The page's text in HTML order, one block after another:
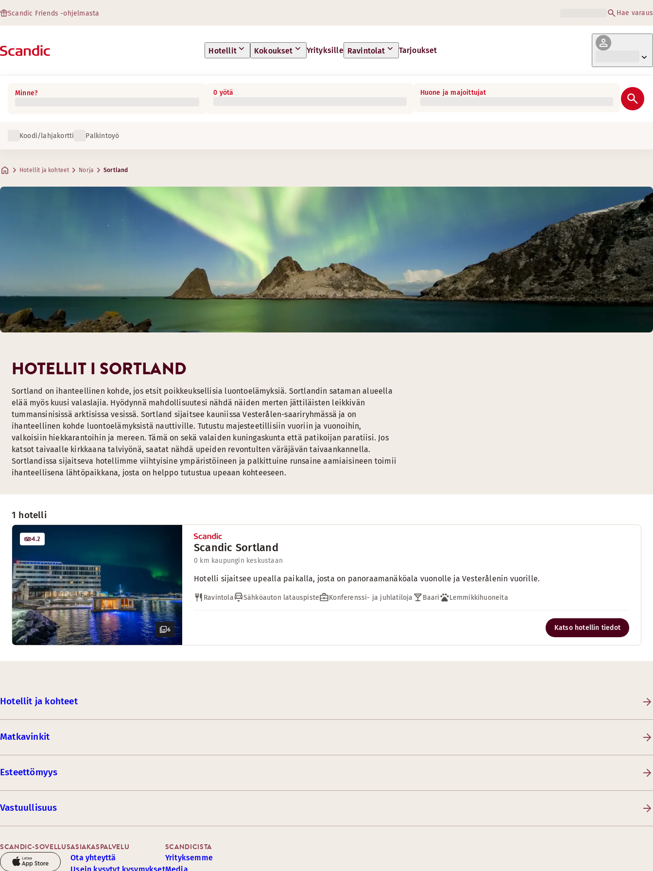
Scandic Friends -ohjelmasta Hae varaus
Hotellit Kokoukset Yrityksille Ravintolat Tarjoukset
Minne? 0 yötä Huone ja majoittujat
Koodi/lahjakortti Palkintoyö
Hotellit ja kohteet Norja Sortland
1 hotelli
6
4.2
Scandic Sortland
0 km kaupungin keskustaan
Hotelli sijaitsee upealla paikalla, josta on panoraamanäköala vuonolle ja Vesterålenin vuorille.
Ravintola Sähköauton latauspiste Konferenssi- ja juhlatiloja Baari Lemmikkihuoneita
Katso hotellin tiedot
HOTELLIT I SORTLAND
Sortland on ihanteellinen kohde, jos etsit poikkeuksellisia luontoelämyksiä. Sortlandin sataman alueella
elää myös kuusi valaslajia. Hyödynnä mahdollisuutesi nähdä näiden merten jättiläisten leikkivän
tummansinisissä arktisissa vesissä. Sortland sijaitsee kauniissa Vesterålen-saariryhmässä ja on
ihanteellinen kohde luontoelämyksistä nauttiville. Tutustu majesteetillisiin vuoriin ja vuonoihin,
valkoisiin hiekkarantoihin ja mereen. Tämä on sekä valaiden kuningaskunta että patikoijan paratiisi. Jos
katsot taivaalle kirkkaana talviyönä, saatat nähdä upeiden revontulten väräjävän taivaankannella.
Sortlandissa sijaitseva hotellimme viihtyisine ympäristöineen ja palkittuine runsaine aamiaisineen toimii
ihanteellisena lähtöpaikkana, josta on helppo tutustua upeaan kohteeseen.
Hotellit ja kohteet
Matkavinkit
Esteettömyys
Vastuullisuus
SCANDIC-SOVELLUSASIAKASPALVELU
Ota yhteyttä
SCANDICISTA
Yrityksemme